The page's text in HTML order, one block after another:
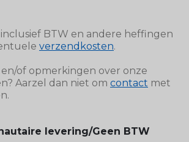
BTW en andere heffingen
verzendkosten.
of opmerkingen over onze
Aarzel dan niet om contact met
levering/Geen BTW